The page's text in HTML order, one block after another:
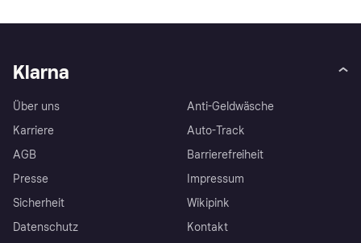
Klarna
Über uns
Karriere
AGB
Presse
Sicherheit
Datenschutz
Anti-Geldwäsche
Auto-Track
Barrierefreiheit
Impressum
Wikipink
Kontakt